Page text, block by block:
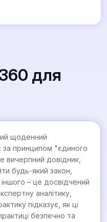
для
щоденний
принципом "єдиного
вичерпний довідник,
будь-який закон,
– це досвідчений
аналітику,
підказує, як ці
безпечно та